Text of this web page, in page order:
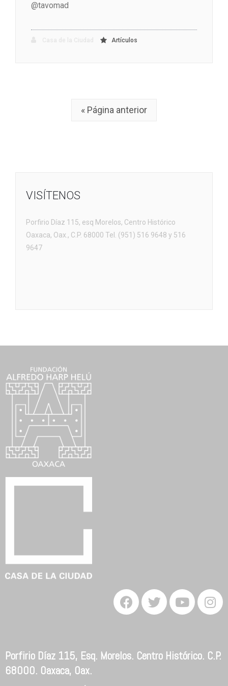
@tavomad
Artículos
« Página anterior
VISÍTENOS
Porfirio Díaz 115, esq Morelos, Centro Histórico
Oaxaca, Oax., C.P. 68000 Tel. (951) 516 9648 y 516
9647
Porfirio Díaz 115, Esq. Morelos. Centro Histórico. C.P.
68000. Oaxaca, Oax.